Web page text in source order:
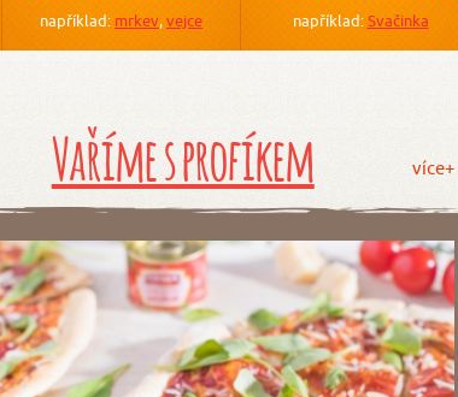
například: mrkev,vejce například:Svačinka
Vaříme s profíkem více+